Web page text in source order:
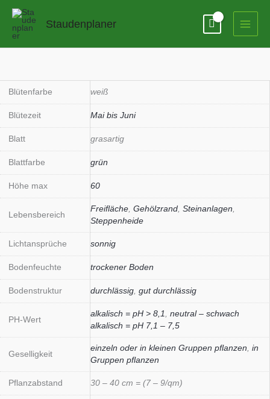
Zum
springen
Staudenplaner
Blütenfarbe weiß
Blütezeit Mai bis Juni
Blatt grasartig
Blattfarbe grün
Höhe max 60
Lebensbereich
Freifläche Gehölzrand Steinanlagen
Steppenheide
Lichtansprüche sonnig
Bodenfeuchte trockener Boden
Bodenstruktur durchlässig gut durchlässig
PH-Wert
alkalisch = pH > 8,1
neutral – schwach
alkalisch = pH 7,1 – 7,5
Geselligkeit
einzeln oder in kleinen Gruppen pflanzen in
Gruppen pflanzen
Pflanzabstand 30 – 40 cm = (7 – 9/qm)